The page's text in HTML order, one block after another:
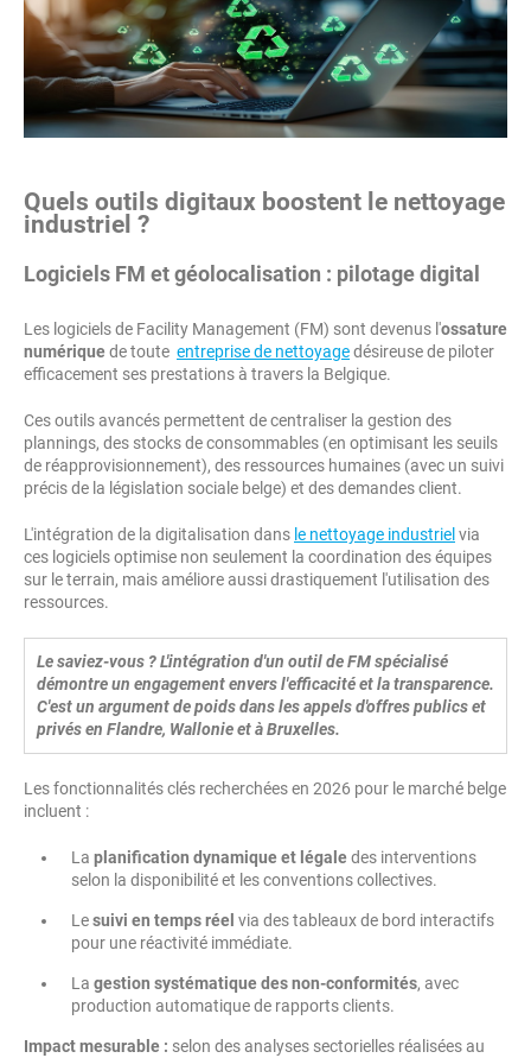
Quels outils digitaux boostent le nettoyage
industriel ?
Logiciels FM et géolocalisation : pilotage digital
Les logiciels de Facility Management (FM) sont devenus l'ossature
numériquede toute entreprise de nettoyagedésireuse de piloter
efficacement ses prestations à travers la Belgique.
Ces outils avancés permettent de centraliser la gestion des
plannings, des stocks de consommables (en optimisant les seuils
de réapprovisionnement), des ressources humaines (avec un suivi
précis de la législation sociale belge) et des demandes client.
L'intégration de la digitalisation dans le nettoyage industriel via
ces logiciels optimise non seulement la coordination des équipes
sur le terrain, mais améliore aussi drastiquement l'utilisation des
ressources.
Le saviez-vous ? L'intégration d'un outil de FM spécialisé
démontre un engagement envers l'efficacité et la transparence.
C'est un argument de poids dans les appels d'offres publics et
privés en Flandre, Wallonie et à Bruxelles.
Les fonctionnalités clés recherchées en 2026 pour le marché belge
incluent :
La planification dynamique et légaledes interventions
selon la disponibilité et les conventions collectives.
Lesuivi en temps réel via des tableaux de bord interactifs
pour une réactivité immédiate.
La gestion systématique des non-conformités, avec
production automatique de rapports clients.
Impact mesurable : selon des analyses sectorielles réalisées au